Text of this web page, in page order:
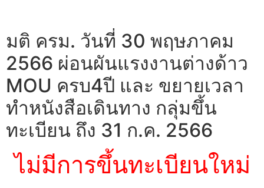
มติ ครม. วันที่ 30 พฤษภาคม
2566 ผ่อนผันแรงงานต่างด้าว
MOU ครบ4ปี และ ขยายเวลา
ทำหนังสือเดินทาง กลุ่มขึ้น
ทะเบียน ถึง 31 ก.ค. 2566
ไม่มีการขึ้นทะเบียนใหม่